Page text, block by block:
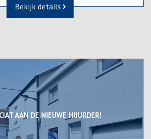
Bekijk details
AAN DE NIEUWE HUURDER!